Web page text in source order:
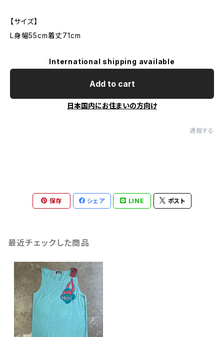
【サイズ】
L身幅55cm着丈71cm
International shipping available
Add to cart
日本国内にお住まいの方向け
通報する
保存 シェア LINE ポスト
最近チェックした商品